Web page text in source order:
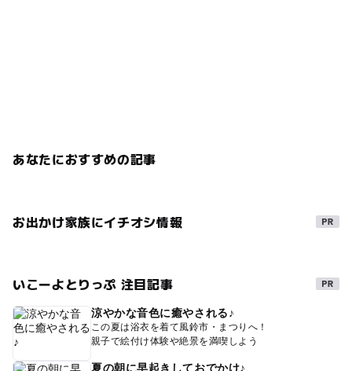
あなたにおすすめの記事
お出かけ家族にイチオシ情報
いこーよとりっぷ 注目記事
涼やかな音色に癒やされる♪
この夏は浴衣を着て風鈴市・まつりへ！
親子で絵付け体験や絶景を満喫しよう
夏の朝に早起きしておでかけ♪